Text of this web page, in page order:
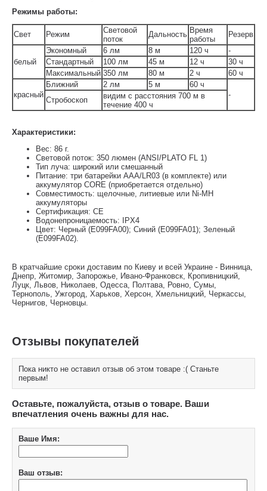
Режимы работы:
Свет Режим
Световой
поток
Дальность Время
работы
Резерв
белый
Экономный 6 лм 8 м 120 ч
-
Стандартный
100 лм 45 м 12 ч
30 ч
Максимальный 350 лм 80 м 2 ч 60 ч
красный
Ближний 2 лм 5 м
60 ч
-
Стробоскоп
видим с расстояния 700 м в
течение 400 ч
Характеристики:
Вес: 86 г.
Световой поток: 350 люмен (ANSI/PLATO FL 1)
Тип луча: широкий или смешанный
Питание: три батарейки AAA/LR03 (в комплекте) или
аккумулятор CORE (приобретается отдельно)
Совместимость: щелочные, литиевые или Ni-MH
аккумуляторы
Сертификация: CE
Водонепроницаемость: IPX4
Цвет: Черный (E099FA00); Синий (E099FA01); Зеленый
(E099FA02).
В кратчайшие сроки доставим по Киеву и всей Украине - Винница,
Днепр, Житомир, Запорожье, Ивано-Франковск, Кропивницкий,
Луцк, Львов, Николаев, Одесса, Полтава, Ровно, Сумы,
Тернополь, Ужгород, Харьков, Херсон, Хмельницкий, Черкассы,
Чернигов, Черновцы.
Отзывы покупателей
Пока никто не оставил отзыв об этом товаре :( Станьте
первым!
Оставьте, пожалуйста, отзыв о товаре. Ваши
впечатления очень важны для нас.
Ваше Имя:
Ваш отзыв: